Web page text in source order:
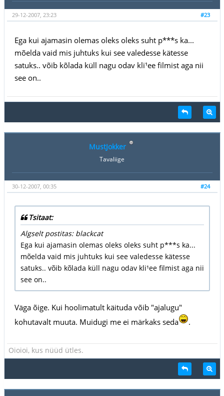
#23
29-12-2007, 23:23
Ega kui ajamasin olemas oleks oleks suht p***s ka...
mõelda vaid mis juhtuks kui see valedesse kätesse
satuks.. võib kõlada küll nagu odav kli¹ee filmist aga nii
see on..
MustJokker
Tavaliige
#24
30-12-2007, 00:35
Tsitaat:
Algselt postitas: blackcat
Ega kui ajamasin olemas oleks oleks suht p***s ka...
mõelda vaid mis juhtuks kui see valedesse kätesse
satuks.. võib kõlada küll nagu odav kli¹ee filmist aga nii
see on..
Väga õige. Kui hoolimatult käituda võib "ajalugu"
kohutavalt muuta. Muidugi me ei märkaks seda
.
Oioioi, kus nüüd ütles.